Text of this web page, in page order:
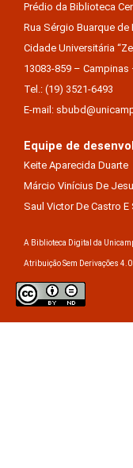
Prédio da Biblioteca
Rua Sérgio Buarque
Cidade Universitária
13083-859 – Campinas
Tel.: (19) 3521-6493
E-mail:
Equipe de
Keite Aparecida Duarte
Márcio Vinícius De
Saul Victor De Castro E
A Biblioteca Digital da
Atribuição Sem Derivações 4.0